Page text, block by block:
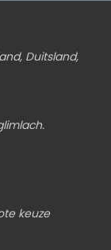
Duitsland,
keuze